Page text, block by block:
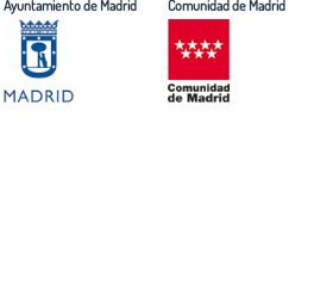
Ayuntamiento de Madrid
Comunidad de Madrid